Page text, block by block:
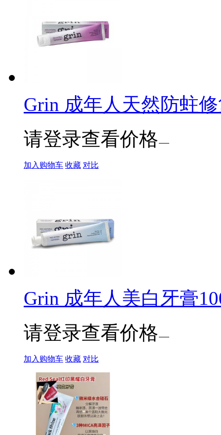
Grin 成年人天然防蛀
请登录查看价格
加入购物车 收藏 对比
Grin 成年人美白牙膏
请登录查看价格
加入购物车 收藏 对比